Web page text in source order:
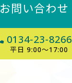
お問い合わせ
0134-23-8266
平日 9:00～17:00